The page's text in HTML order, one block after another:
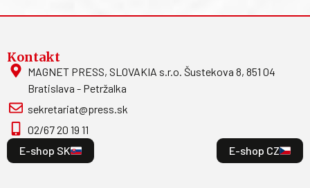
Kontakt
MAGNET PRESS, SLOVAKIA s.r.o. Šustekova 8, 851 04
Bratislava - Petržalka
sekretariat@press.sk
02/67 20 19 11
E-shop SK
E-shop CZ